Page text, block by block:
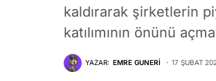
kaldırarak şirketlerin
katılımının önünü
YAZAR: EMRE GUNERI 17 ŞUBAT